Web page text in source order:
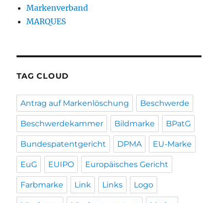
Markenverband
MARQUES
TAG CLOUD
Antrag auf Markenlöschung Beschwerde
Beschwerdekammer Bildmarke BPatG
Bundespatentgericht DPMA EU-Marke
EuG EUIPO Europäisches Gericht
Farbmarke Link Links Logo